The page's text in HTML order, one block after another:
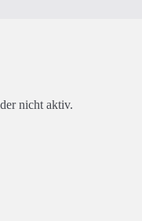
nicht aktiv.